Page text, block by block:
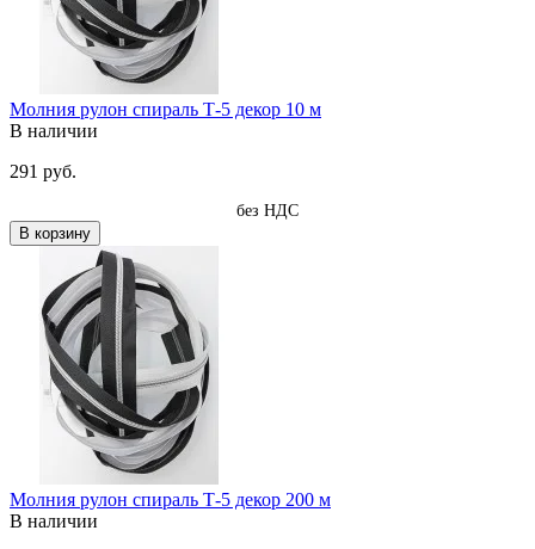
Молния рулон спираль Т-5 декор 10 м
В наличии
291 руб.
без НДС
В корзину
Молния рулон спираль Т-5 декор 200 м
В наличии